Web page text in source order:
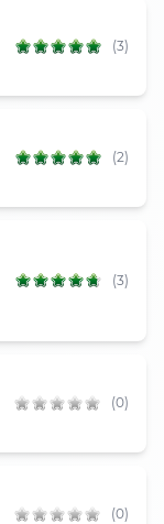
(3)
(2)
(3)
(0)
(0)